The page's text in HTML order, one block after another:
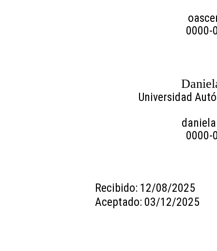
0000-
Universidad
0000-
Recibido: 12/08/2025
Aceptado: 03/12/2025